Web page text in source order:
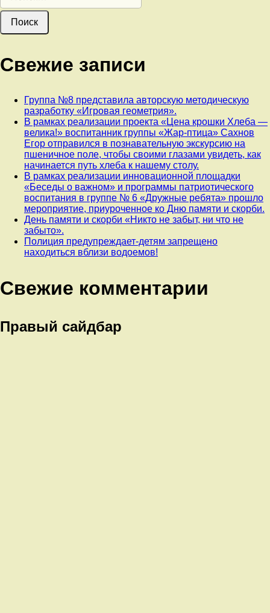
Свежие записи
Группа №8 представила авторскую методическую
разработку «Игровая геометрия».
В рамках реализации проекта «Цена крошки Хлеба —
велика!» воспитанник группы «Жар-птица» Сахнов
Егор отправился в познавательную экскурсию на
пшеничное поле, чтобы своими глазами увидеть, как
начинается путь хлеба к нашему столу.
В рамках реализации инновационной площадки
«Беседы о важном» и программы патриотического
воспитания в группе № 6 «Дружные ребята» прошло
мероприятие, приуроченное ко Дню памяти и скорби.
День памяти и скорби «Никто не забыт, ни что не
забыто».
Полиция предупреждает-детям запрещено
находиться вблизи водоемов!
Свежие комментарии
Правый сайдбар